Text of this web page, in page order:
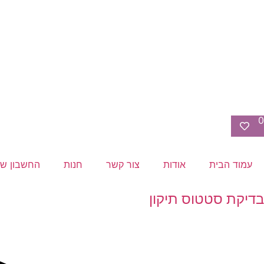
0
עמוד הבית אודות צור קשר חנות החשבון
בדיקת סטטוס תיקון